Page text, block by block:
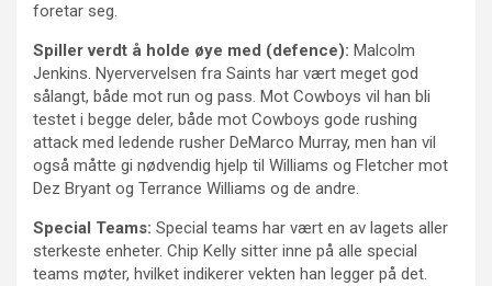
foretar seg.
Spiller verdt å holde øye med (defence): Malcolm
Jenkins. Nyervervelsen fra Saints har vært meget god
sålangt, både mot run og pass. Mot Cowboys vil han bli
testet i begge deler, både mot Cowboys gode rushing
attack med ledende rusher DeMarco Murray, men han vil
også måtte gi nødvendig hjelp til Williams og Fletcher mot
Dez Bryant og Terrance Williams og de andre.
Special Teams: Special teams har vært en av lagets aller
sterkeste enheter. Chip Kelly sitter inne på alle special
teams møter, hvilket indikerer vekten han legger på det.